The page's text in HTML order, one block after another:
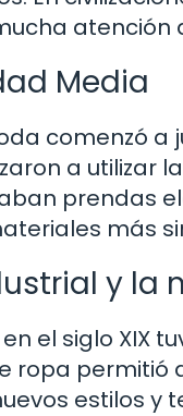
Media
comenzó
a utilizar
prendas
más
y la
el siglo XIX
ropa permitió
estilos